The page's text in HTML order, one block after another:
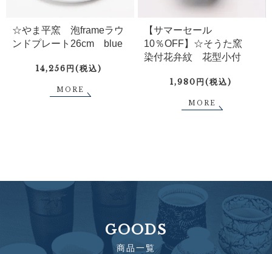
☆やま平窯 泡frameラウ
ンドプレート26cm blue
14,256円(税込)
MORE
【サマーセール
10％OFF】☆そうた窯
染付花弁紋 花型小付
1,980円(税込)
MORE
GOODS
商品一覧